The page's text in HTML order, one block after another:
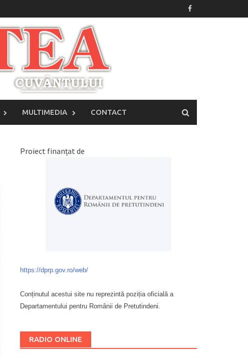
MULTIMEDIA CONTACT
Proiect finanțat de
https://dprp.gov.ro/web/
Conținutul acestui site nu reprezintă poziția oficială a
Departamentului pentru Românii de Pretutindeni.
RADIO ONLINE